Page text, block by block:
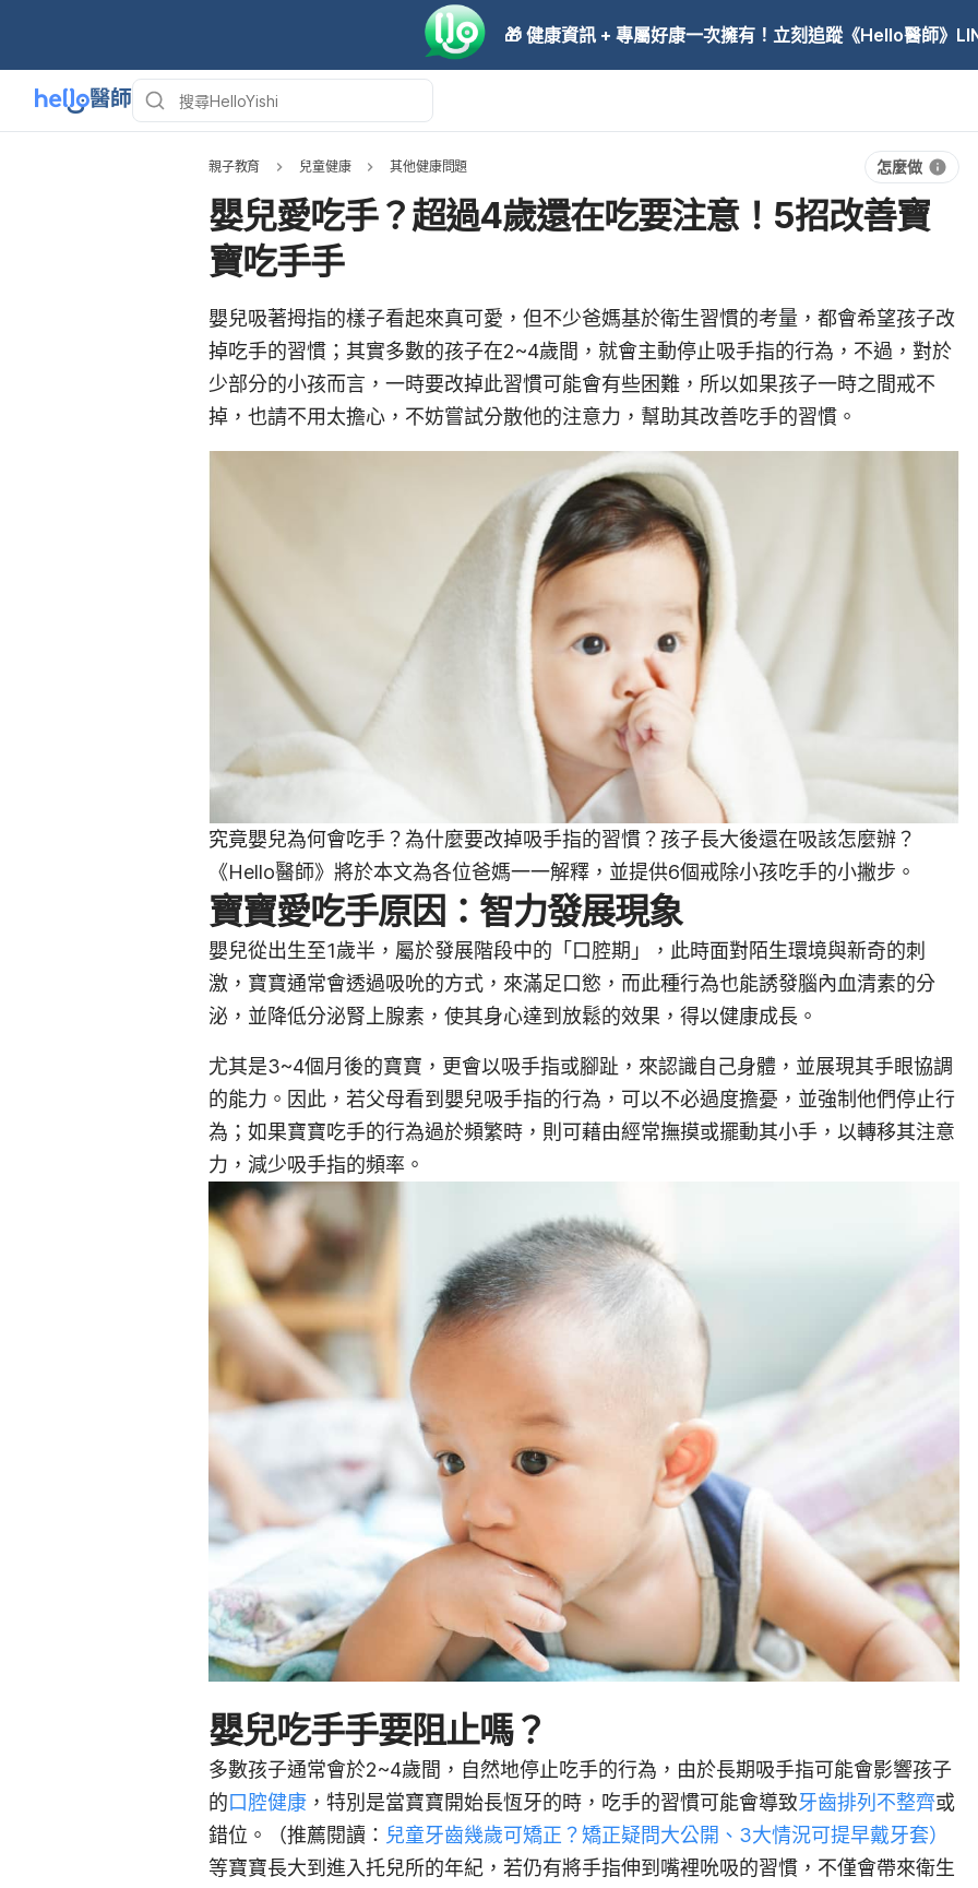
🎁 健康資訊 + 專屬好康一次擁有！立刻追蹤《Hello醫師》
親子教育 兒童健康 其他健康問題 怎麼做
嬰兒愛吃手？超過4歲還在吃要注意！5招改善寶
寶吃手手
嬰兒吸著拇指的樣子看起來真可愛， 但不少爸媽基於衛生習慣的考量，都會希望孩子改
掉吃手的習慣；其實多數的孩子在2~4歲間，就會主動停止吸手指的行為 ，不過，對於
少部分的小孩而言，一時要改掉此習慣可能會有些困難，所以如果孩子一時之間戒不
掉，也請不用太擔心，不妨嘗試分散他的注意力，幫助其改善吃手的習慣。
究竟嬰兒為何會吃手？為什麼要改掉吸手指的習慣？孩子長大後還在吸該怎麼辦？
《Hello醫師》將於本文為各位爸媽一一解釋，並提供6個戒除小孩吃手的小撇步。
寶寶愛吃手原因：智力發展現象
嬰兒從出生至1歲半，屬於發展階段中的「口腔期」，此時面對陌生環境與新奇的刺
激，寶寶通常會透過吸吮的方式，來滿足口慾，而此種行為也能誘發腦內血清素的分
泌，並降低分泌腎上腺素，使其身心達到放鬆的效果，得以健康成長。
尤其是3~4個月後的寶寶，更會以吸手指或腳趾，來認識自己身體，並展現其手眼協調
的能力。因此，若父母看到嬰兒吸手指的行為，可以不必過度擔憂，並強制他們停止行
為；如果寶寶吃手的行為過於頻繁時，則可藉由經常撫摸或擺動其小手，以轉移其注意
力，減少吸手指的頻率。
嬰兒吃手手要阻止嗎？
多數孩子通常會於2~4歲間，自然地停止吃手的行為，由於長期吸手指可能會影響孩子
的口腔健康 ，特別是當寶寶開始長恆牙的時，吃手的習慣可能會導致牙齒排列不整齊或
錯位。（推薦閱讀： 兒童牙齒幾歲可矯正？矯正疑問大公開、3大情況可提早戴牙套）
等寶寶長大到進入托兒所的年紀，若仍有將手指伸到嘴裡吮吸的習慣，不僅會帶來衛生